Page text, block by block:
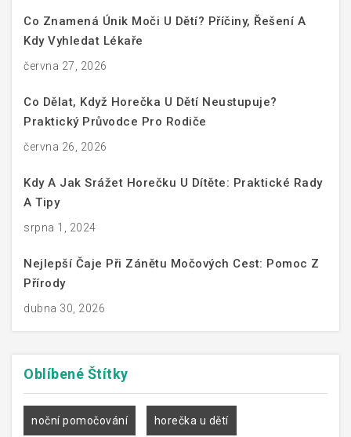
Co Znamená Únik Moči U Dětí? Příčiny, Řešení A
Kdy Vyhledat Lékaře
června 27, 2026
Co Dělat, Když Horečka U Dětí Neustupuje?
Praktický Průvodce Pro Rodiče
června 26, 2026
Kdy A Jak Srážet Horečku U Dítěte: Praktické Rady
A Tipy
srpna 1, 2024
Nejlepší Čaje Při Zánětu Močových Cest: Pomoc Z
Přírody
dubna 30, 2026
Oblíbené Štítky
noční pomočování horečka u dětí